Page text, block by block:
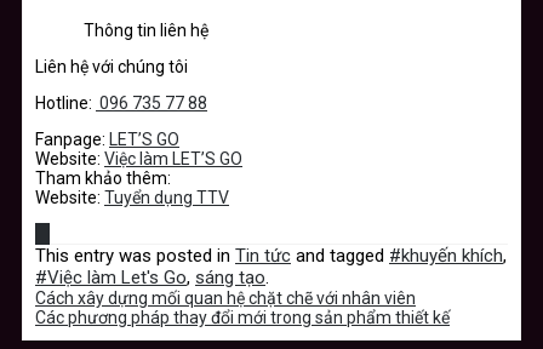
Thông tin liên hệ
Liên hệ với chúng tôi
Hotline: 096 735 77 88
Fanpage: LET’S GO
Website: Việc làm LET’S GO
Tham khảo thêm:
Website: Tuyển dụng TTV
This entry was posted in Tin tức and tagged #khuyến khích,
#Việc làm Let's Go, sáng tạo.
Cách xây dựng mối quan hệ chặt chẽ với nhân viên
Các phương pháp thay đổi mới trong sản phẩm thiết kế